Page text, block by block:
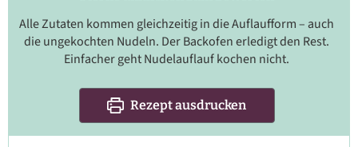
Alle Zutaten kommen gleichzeitig in die Auflaufform – auch
die ungekochten Nudeln. Der Backofen erledigt den Rest.
Einfacher geht Nudelauflauf kochen nicht.
Rezept ausdrucken